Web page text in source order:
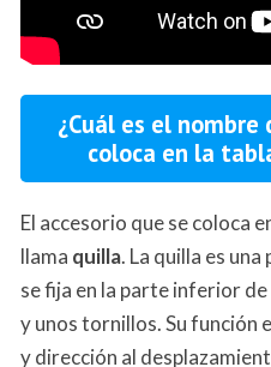
¿Cuál es el nombre
coloca en la
El accesorio que se coloca
llama quilla. La quilla es
se fija en la parte inferior
y unos tornillos. Su función
y dirección al